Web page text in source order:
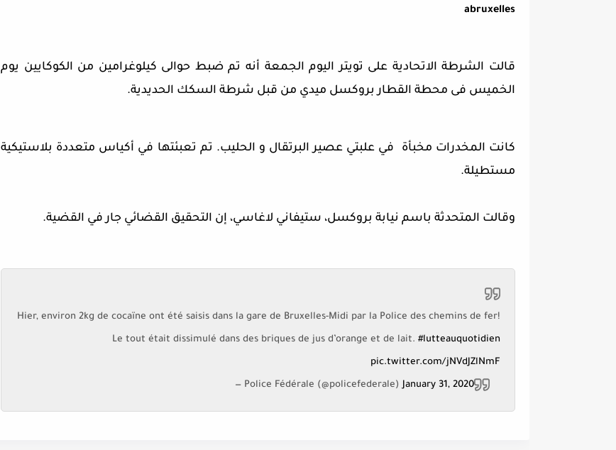
abruxelles
قالت الشرطة الاتحادية على تويتر اليوم الجمعة أنه تم ضبط حوالى كيلوغرامين من الكوكايين يوم
الخميس فى محطة القطار بروكسل ميدي من قبل شرطة السكك الحديدية.
كانت المخدرات مخبأة في علبتي عصير البرتقال و الحليب. تم تعبئتها في أكياس متعددة بلاستيكية
مستطيلة.
وقالت المتحدثة باسم نيابة بروكسل، ستيفاني لاغاسي، إن التحقيق القضائي جار في القضية.
Hier, environ 2kg de cocaïne ont été saisis dans la gare de Bruxelles-Midi par la Police des chemins de fer!
Le tout était dissimulé dans des briques de jus d’orange et de lait. #lutteauquotidien
pic.twitter.com/jNVdJZlNmF
— Police Fédérale (@policefederale)January 31, 2020